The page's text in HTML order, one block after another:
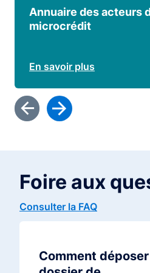
Annuaire des acteurs
microcrédit
En savoir plus
Foire aux
Consulter la FAQ
Comment